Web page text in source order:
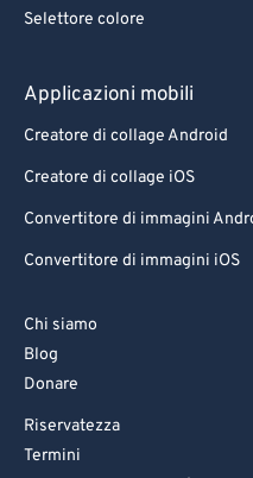
Selettore colore
Applicazioni mobili
Creatore di collage Android
Creatore di collage iOS
Convertitore di immagini
Convertitore di immagini iOS
Chi siamo
Blog
Donare
Riservatezza
Termini